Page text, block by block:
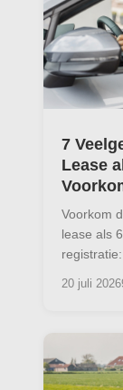
7
Lease
Voorkom
lease als
registratie:
20 juli 2026